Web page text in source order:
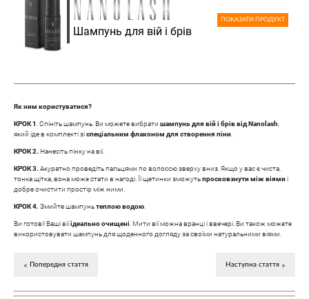
Шампунь для вій і брів
ПОКАЗАТИ ПРОДУКТ
Як ним користуватися?
КРОК 1 . Спініть шампунь. Ви можете вибрати шампунь для вій і брів від Nanolash
який іде в комплекті зіспеціальним флаконом для створення піни
КРОК 2. Нанесіть пінку на вії.
КРОК 3. Акуратно проведіть пальцями по волоссю зверху вниз. Якщо у вас є чиста,
тонка щітка, вона може стати в нагоді. Її щетинки зможутьпросковзнути між віямиі
добре очистити простір між ними.
КРОК 4. Змийте шампуньтеплою водою
Ви готові! Ваші віїідеально очищені . Мити вії можна вранці і ввечері. Ви також можете
використовувати шампунь для щоденного догляду за своїми натуральними віями.
Попередня стаття Наступна стаття